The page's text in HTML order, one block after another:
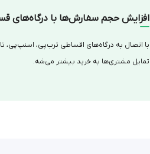
افزایش حجم سفارش‌ها با درگاه‌های
با اتصال به درگاه‌های اقساطی ترب‌پی، اسنپ‌پی،
تمایل مشتری‌ها به خرید بیشتر می‌شه.